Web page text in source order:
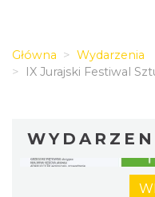
Główna
Wydarzenia
IX Jurajski Festiwal